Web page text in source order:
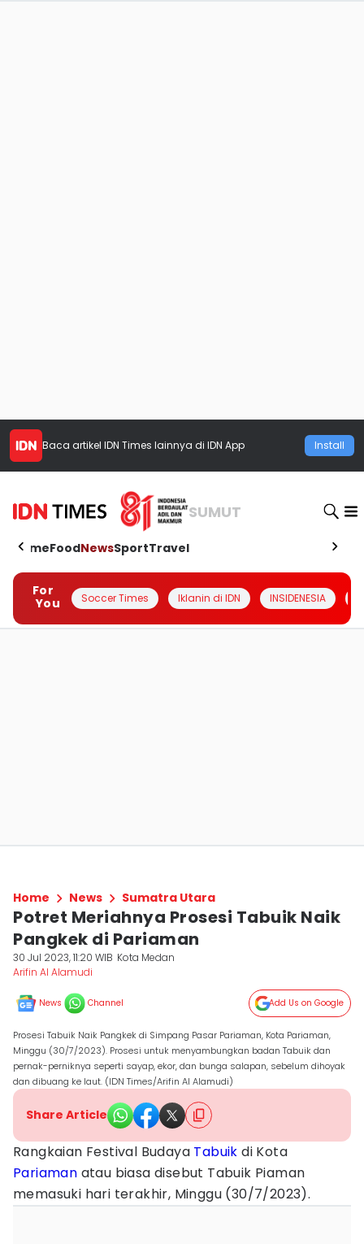
Baca artikel IDN Times lainnya di IDN App Install
SUMUT
HomeFoodNewsSportTravel
For
You
Soccer Times Iklanin di IDN INSIDENESIA
Home News Sumatra Utara
Potret Meriahnya Prosesi Tabuik Naik
Pangkek di Pariaman
30 Jul 2023, 11:20 WIB Kota Medan
Arifin Al Alamudi
News Channel Add Us on Google
Prosesi Tabuik Naik Pangkek di Simpang Pasar Pariaman, Kota Pariaman,
Minggu (30/7/2023). Prosesi untuk menyambungkan badan Tabuik dan
pernak-perniknya seperti sayap, ekor, dan bunga salapan, sebelum dihoyak
dan dibuang ke laut. (IDN Times/Arifin Al Alamudi)
Share Article
Rangkaian Festival Budaya Tabuik di Kota
Pariaman atau biasa disebut Tabuik Piaman
memasuki hari terakhir, Minggu (30/7/2023).